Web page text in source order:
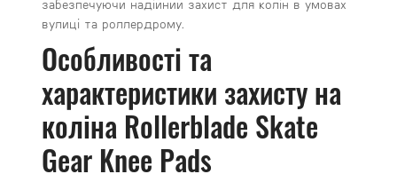
забезпечуючи надійний захист для колін в умовах
вулиці та роллердрому.
Особливості та
характеристики захисту на
коліна Rollerblade Skate
Gear Knee Pads